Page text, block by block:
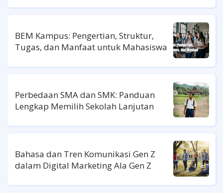
BEM Kampus: Pengertian, Struktur,
Tugas, dan Manfaat untuk Mahasiswa
Perbedaan SMA dan SMK: Panduan
Lengkap Memilih Sekolah Lanjutan
Bahasa dan Tren Komunikasi Gen Z
dalam Digital Marketing Ala Gen Z